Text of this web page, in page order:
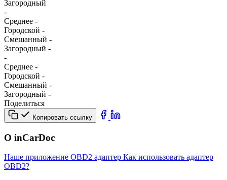
Загородный
-
Среднее -
Городской -
Смешанный -
Загородный -
-
Среднее -
Городской -
Смешанный -
Загородный -
Поделиться
Копировать ссылку
О inCarDoc
Наше приложение OBD2 адаптер Как использовать адаптер
OBD2?